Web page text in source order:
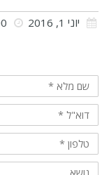
יוני 1, 2016